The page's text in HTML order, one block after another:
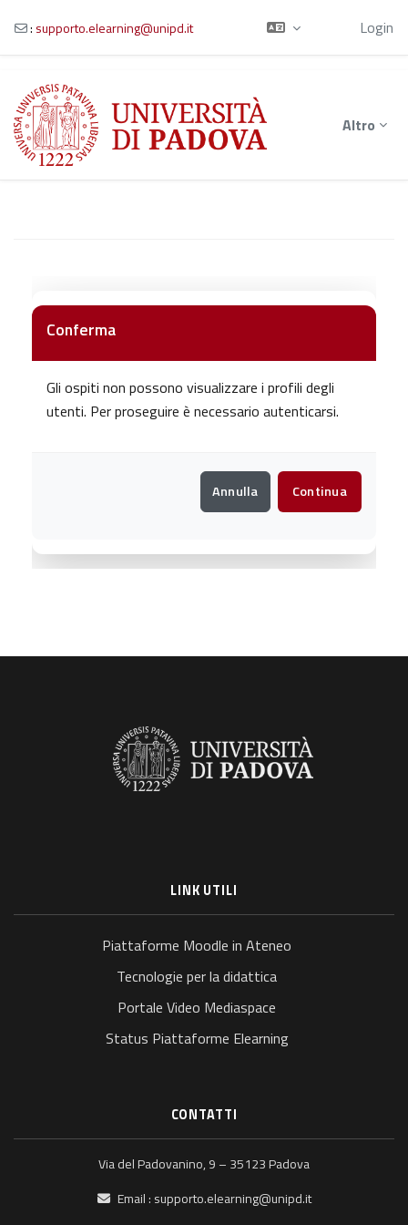
Vai al contenuto principale
: supporto.elearning@unipd.it Login
Altro
Conferma
Gli ospiti non possono visualizzare i profili degli
utenti. Per proseguire è necessario autenticarsi.
Annulla Continua
LINK UTILI
Piattaforme Moodle in Ateneo
Tecnologie per la didattica
Portale Video Mediaspace
Status Piattaforme Elearning
CONTATTI
Via del Padovanino, 9 – 35123 Padova
Email : supporto.elearning@unipd.it